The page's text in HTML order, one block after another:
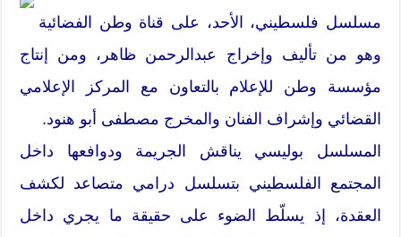
مسلسل فلسطيني، الأحد، على قناة وطن الفضائية
وهو من تأليف وإخراج عبدالرحمن ظاهر، ومن إنتاج
مؤسسة وطن للإعلام بالتعاون مع المركز الإعلامي
القضائي وإشراف الفنان والمخرج مصطفى أبو هنود.
المسلسل بوليسي يناقش الجريمة ودوافعها داخل
المجتمع الفلسطيني بتسلسل درامي متصاعد لكشف
العقدة، إذ يسلّط الضوء على حقيقة ما يجري داخل